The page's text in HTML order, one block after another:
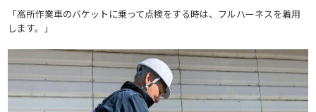
「高所作業車のバケットに乗って点検をする時は、フルハーネスを着用
します。」